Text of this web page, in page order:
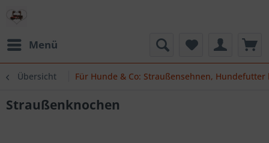
Menü
Übersicht Für Hunde & Co: Straußensehnen, Hundefutter
Straußenknochen